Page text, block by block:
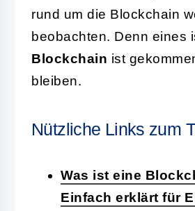
rund um die Blockchain
beobachten. Denn eines
Blockchain ist
bleiben.
Nützliche Links zum
Was ist eine
Einfach erklärt für